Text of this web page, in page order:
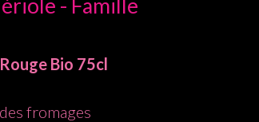
- Famille
Rouge Bio 75cl
fromages